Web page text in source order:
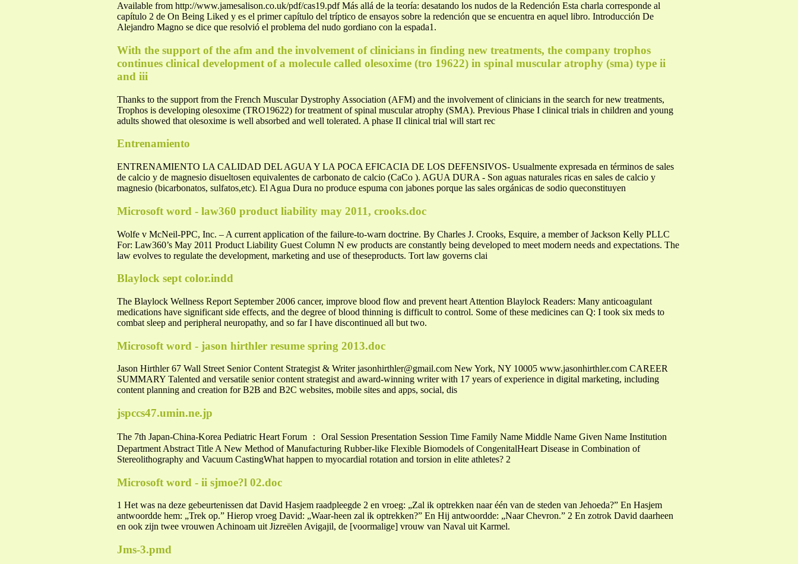
Available from http://www.jamesalison.co.uk/pdf/cas19.pdf Más allá de la teoría: desatando los nudos de la Redención Esta charla corresponde al
capítulo 2 de On Being Liked y es el primer capítulo del tríptico de ensayos sobre la redención que se encuentra en aquel libro. Introducción De
Alejandro Magno se dice que resolvió el problema del nudo gordiano con la espada1.
With the support of the afm and the involvement of clinicians in finding new treatments, the company trophos
continues clinical development of a molecule called olesoxime (tro 19622) in spinal muscular atrophy (sma) type ii
and iii
Thanks to the support from the French Muscular Dystrophy Association (AFM) and the involvement of clinicians in the search for new treatments,
Trophos is developing olesoxime (TRO19622) for treatment of spinal muscular atrophy (SMA). Previous Phase I clinical trials in children and young
adults showed that olesoxime is well absorbed and well tolerated. A phase II clinical trial will start rec
Entrenamiento
ENTRENAMIENTO LA CALIDAD DEL AGUA Y LA POCA EFICACIA DE LOS DEFENSIVOS- Usualmente expresada en términos de sales
de calcio y de magnesio disueltosen equivalentes de carbonato de calcio (CaCo ). AGUA DURA - Son aguas naturales ricas en sales de calcio y
magnesio (bicarbonatos, sulfatos,etc). El Agua Dura no produce espuma con jabones porque las sales orgánicas de sodio queconstituyen
Microsoft word - law360 product liability may 2011, crooks.doc
Wolfe v McNeil-PPC, Inc. – A current application of the failure-to-warn doctrine. By Charles J. Crooks, Esquire, a member of Jackson Kelly PLLC
For: Law360’s May 2011 Product Liability Guest Column N ew products are constantly being developed to meet modern needs and expectations. The
law evolves to regulate the development, marketing and use of theseproducts. Tort law governs clai
Blaylock sept color.indd
The Blaylock Wellness Report September 2006 cancer, improve blood flow and prevent heart Attention Blaylock Readers: Many anticoagulant
medications have significant side effects, and the degree of blood thinning is difficult to control. Some of these medicines can Q: I took six meds to
combat sleep and peripheral neuropathy, and so far I have discontinued all but two.
Microsoft word - jason hirthler resume spring 2013.doc
Jason Hirthler 67 Wall Street Senior Content Strategist & Writerjasonhirthler@gmail.com New York, NY 10005 www.jasonhirthler.com CAREER
SUMMARY Talented and versatile senior content strategist and award-winning writer with 17 years of experience in digital marketing, including
content planning and creation for B2B and B2C websites, mobile sites and apps, social, dis
jspccs47.umin.ne.jp
The 7th Japan-China-Korea Pediatric Heart Forum ： Oral Session Presentation Session Time Family Name Middle Name Given Name Institution
Department Abstract Title A New Method of Manufacturing Rubber-like Flexible Biomodels of CongenitalHeart Disease in Combination of
Stereolithography and Vacuum CastingWhat happen to myocardial rotation and torsion in elite athletes? 2
Microsoft word - ii sjmoe?l 02.doc
1 Het was na deze gebeurtenissen dat David Hasjem raadpleegde 2 en vroeg: „Zal ik optrekken naar één van de steden van Jehoeda?” En Hasjem
antwoordde hem: „Trek op.” Hierop vroeg David: „Waar-heen zal ik optrekken?” En Hij antwoordde: „Naar Chevron.” 2 En zotrok David daarheen
en ook zijn twee vrouwen Achinoam uit Jizreëlen Avigajil, de [voormalige] vrouw van Naval uit Karmel.
Jms-3.pmd